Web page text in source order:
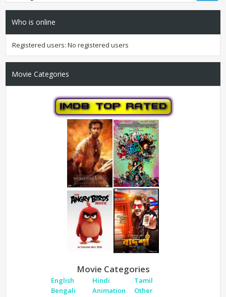
Who is online
Registered users: No registered users
Movie Categories
Movie Categories
English Hindi
Tamil
Bengali
Animation Other